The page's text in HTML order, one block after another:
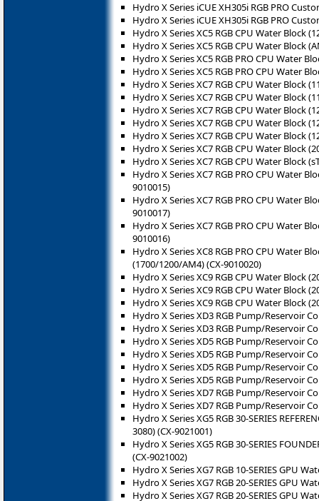
Hydro X Series iCUE XH305i RGB PRO
Hydro X Series iCUE XH305i RGB PRO
Hydro X Series XC5 RGB CPU Water Block
Hydro X Series XC5 RGB CPU Water Block
Hydro X Series XC5 RGB PRO CPU Water
Hydro X Series XC5 RGB PRO CPU Water
Hydro X Series XC7 RGB CPU Water Block
Hydro X Series XC7 RGB CPU Water Block
Hydro X Series XC7 RGB CPU Water Block
Hydro X Series XC7 RGB CPU Water Block
Hydro X Series XC7 RGB CPU Water Block
Hydro X Series XC7 RGB CPU Water Block
Hydro X Series XC7 RGB CPU Water Block
Hydro X Series XC7 RGB PRO CPU Water
9010015)
Hydro X Series XC7 RGB PRO CPU Water
9010017)
Hydro X Series XC7 RGB PRO CPU Water
9010016)
Hydro X Series XC8 RGB PRO CPU Water
(1700/1200/AM4) (CX-9010020)
Hydro X Series XC9 RGB CPU Water Block
Hydro X Series XC9 RGB CPU Water Block
Hydro X Series XC9 RGB CPU Water Block
Hydro X Series XD3 RGB Pump/Reservoir
Hydro X Series XD3 RGB Pump/Reservoir
Hydro X Series XD5 RGB Pump/Reservoir
Hydro X Series XD5 RGB Pump/Reservoir
Hydro X Series XD5 RGB Pump/Reservoir
Hydro X Series XD5 RGB Pump/Reservoir
Hydro X Series XD7 RGB Pump/Reservoir
Hydro X Series XD7 RGB Pump/Reservoir
Hydro X Series XG5 RGB 30-SERIES
3080) (CX-9021001)
Hydro X Series XG5 RGB 30-SERIES
(CX-9021002)
Hydro X Series XG7 RGB 10-SERIES GPU
Hydro X Series XG7 RGB 20-SERIES GPU
Hydro X Series XG7 RGB 20-SERIES GPU